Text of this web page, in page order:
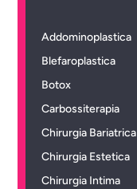
Addominoplastica
Blefaroplastica
Botox
Carbossiterapia
Chirurgia Bariatrica
Chirurgia Estetica
Chirurgia Intima